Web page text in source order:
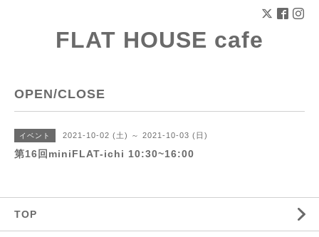
FLAT HOUSE cafe
OPEN/CLOSE
イベント 2021-10-02 (土) ～ 2021-10-03 (日)
第16回miniFLAT-ichi 10:30~16:00
TOP